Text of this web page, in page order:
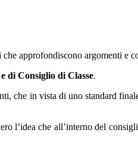
approfondiscono argomenti e
di Consiglio di Classe.
che in vista di uno standard
l’idea che all’interno del